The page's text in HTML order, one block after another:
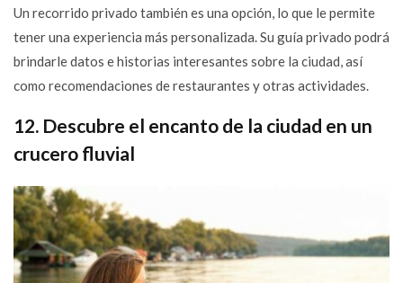
Un recorrido privado también es una opción, lo que le permite
tener una experiencia más personalizada. Su guía privado podrá
brindarle datos e historias interesantes sobre la ciudad, así
como recomendaciones de restaurantes y otras actividades.
12. Descubre el encanto de la ciudad en un
crucero fluvial